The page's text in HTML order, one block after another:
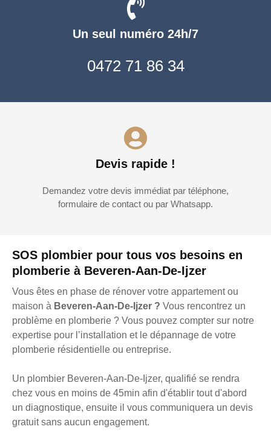
SOS plombier pour tous vos besoins en
plomberie à Beveren-Aan-De-Ijzer
Vous êtes en phase de rénover votre appartement ou
maison à Beveren-Aan-De-Ijzer ? Vous rencontrez un
problème en plomberie ? Vous pouvez compter sur notre
expertise pour l’installation et le dépannage de votre
plomberie résidentielle ou entreprise.
Un plombier Beveren-Aan-De-Ijzer, qualifié se rendra
chez vous en moins de 45min afin d'établir tout d'abord
un diagnostique, ensuite il vous communiquera un devis
gratuit sans aucun engagement.
Un seul numéro 24h/7
0472 71 86 34
Devis rapide !
Demandez votre devis immédiat par téléphone,
formulaire de contact ou par Whatsapp.